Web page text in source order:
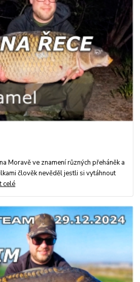
Moravě ve znamení různých přeháněk a
člověk nevěděl jestli si vytáhnout
celé